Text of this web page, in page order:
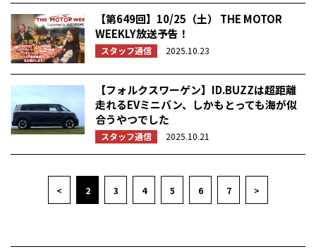
【第649回】10/25（土） THE MOTOR
WEEKLY放送予告！
スタッフ通信 2025.10.23
【フォルクスワーゲン】ID.BUZZは超距離
走れるEVミニバン、しかもとっても海が似
合うやつでした
スタッフ通信 2025.10.21
< 2 3 4 5 6 7 >